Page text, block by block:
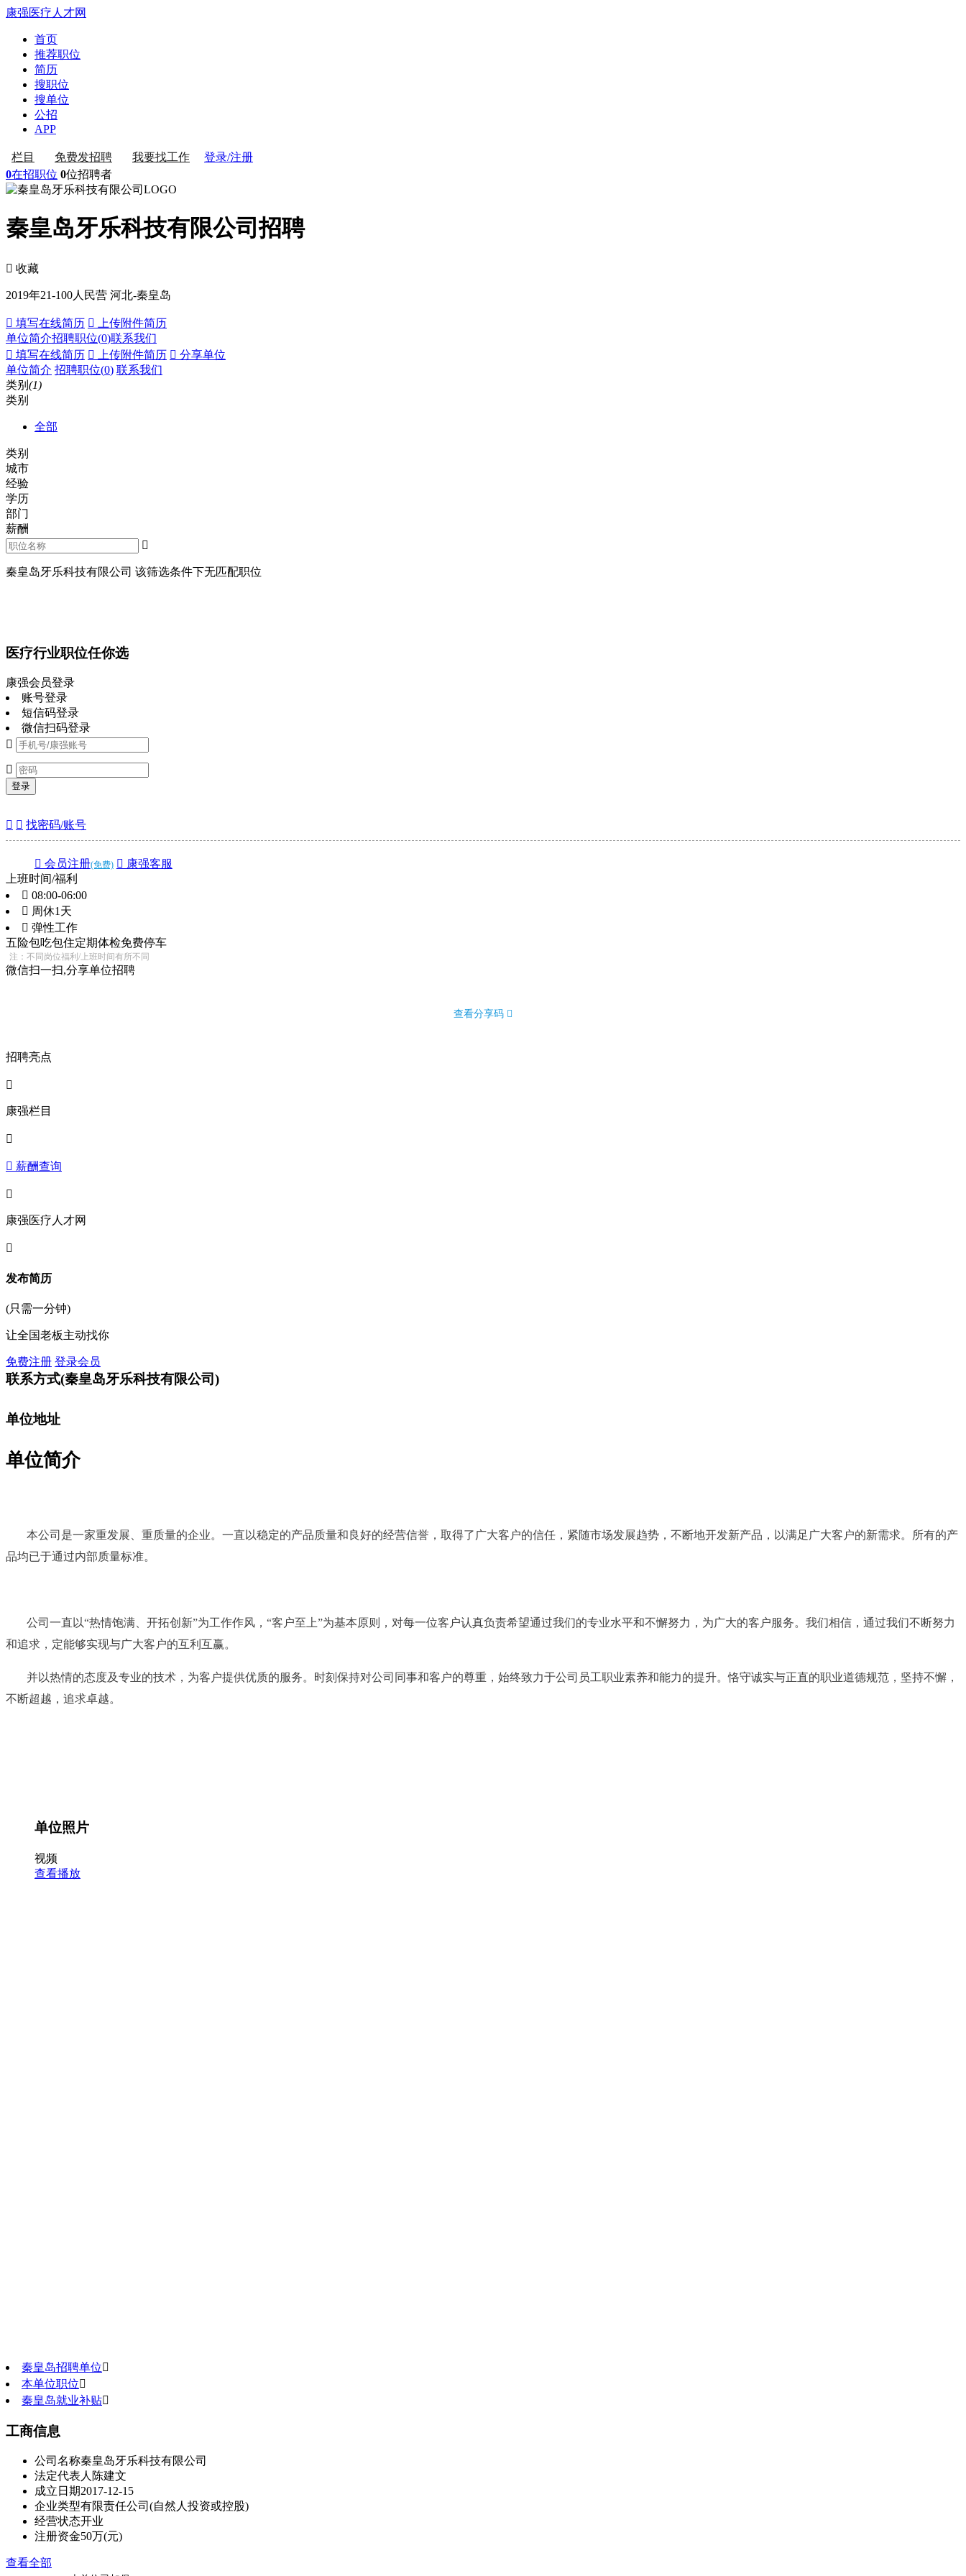
康强医疗人才网
首页
推荐职位
简历
搜职位
搜单位
公招
APP
栏目 免费发招聘 我要找工作
登录/注册
0在招职位 0位招聘者
秦皇岛牙乐科技有限公司招聘
 收藏
2019年21-100人 民营 河北-秦皇岛
 填写在线简历  上传附件简历
单位简介招聘职位(0)联系我们
 填写在线简历  上传附件简历  分享单位
单位简介 招聘职位(0) 联系我们
类别 (1)
类别
全部
类别
城市
经验
学历
部门
薪酬

秦皇岛牙乐科技有限公司 该筛选条件下无匹配职位
医疗行业职位任你选
康强会员登录
账号登录
短信码登录
微信扫码登录


登录
  找密码/账号
 会员注册(免费)  康强客服
上班时间/福利
 08:00-06:00
 周休1天
 弹性工作
五险包吃包住定期体检免费停车
注：不同岗位福利/上班时间有所不同
微信扫一扫,分享单位招聘
查看分享码 
招聘亮点

康强栏目

 薪酬查询

康强医疗人才网

发布简历
(只需一分钟)
让全国老板主动找你
免费注册 登录会员
联系方式(秦皇岛牙乐科技有限公司)
单位地址
单位简介
本公司是一家重发展、重质量的企业。一直以稳定的产品质量和良好的经营信誉，取得了广大客户的信任，紧随市场发展趋势，不断地开发新产品，以满足广大客户的新需求。所有的产
品均已于通过内部质量标准。
公司一直以“热情饱满、开拓创新”为工作作风，“客户至上”为基本原则，对每一位客户认真负责希望通过我们的专业水平和不懈努力，为广大的客户服务。我们相信，通过我们不断努力
和追求，定能够实现与广大客户的互利互赢。
并以热情的态度及专业的技术，为客户提供优质的服务。时刻保持对公司同事和客户的尊重，始终致力于公司员工职业素养和能力的提升。恪守诚实与正直的职业道德规范，坚持不懈，
不断超越，追求卓越。
单位照片
视频
查看播放
秦皇岛招聘单位
本单位职位
秦皇岛就业补贴
工商信息
公司名称秦皇岛牙乐科技有限公司
法定代表人 陈建文
成立日期2017-12-15
企业类型有限责任公司(自然人投资或控股)
经营状态开业
注册资金50万(元)
查看全部